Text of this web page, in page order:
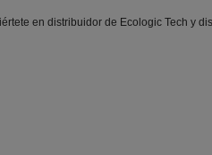
en distribuidor de Ecologic Tech y